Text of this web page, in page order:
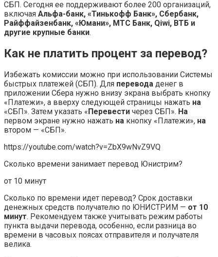
СБП. Сегодня ее поддерживают более 200 организаций,
включая Альфа-банк, «Тинькофф Банк», Сбербанк,
Райффайзенбанк, «Юмани», МТС Банк, Qiwi, ВТБ и
другие крупные банки.
Как не платить процент за перевод?
Избежать комиссии можно при использовании Системы
быстрых платежей (СБП). Для перевода денег в
приложении Сбера нужно внизу экрана выбрать кнопку
«Платежи», а вверху следующей страницы нажать на
«СБП». Затем указать «Перевести через СБП». На
первом экране нужно нажать на кнопку «Платежи», на
втором — «СБП».
https://youtube.com/watch?v=ZbX9wNvZ9VQ
Сколько времени занимает перевод Юнистрим?
от 10 минут
Сколько по времени идет перевод? Срок доставки
денежных средств получателю по ЮНИСТРИМ — от 10
минут. Рекомендуем также учитывать режим работы
пункта выдачи перевода, особенно, если разница во
времени в часовых поясах отправителя и получателя
велика.